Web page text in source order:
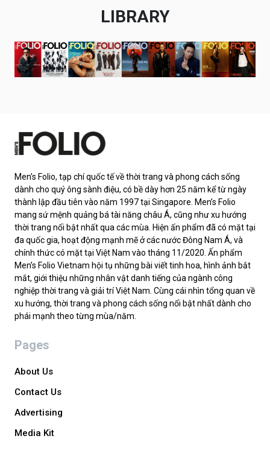
LIBRARY
Men’s Folio, tạp chí quốc tế về thời trang và phong cách sống
dành cho quý ông sành điệu, có bề dày hơn 25 năm kể từ ngày
thành lập đầu tiên vào năm 1997 tại Singapore. Men’s Folio
mang sứ mệnh quảng bá tài năng châu Á, cũng như xu hướng
thời trang nổi bật nhất qua các mùa. Hiện ấn phẩm đã có mặt tại
đa quốc gia, hoạt động mạnh mẽ ở các nước Đông Nam Á, và
chính thức có mặt tại Việt Nam vào tháng 11/2020. Ấn phẩm
Men’s Folio Vietnam hội tụ những bài viết tinh hoa, hình ảnh bắt
mắt, giới thiệu những nhân vật danh tiếng của ngành công
nghiệp thời trang và giải trí Việt Nam. Cùng cái nhìn tổng quan về
xu hướng, thời trang và phong cách sống nổi bật nhất dành cho
phái mạnh theo từng mùa/năm.
Pages
About Us
Contact Us
Advertising
Media Kit